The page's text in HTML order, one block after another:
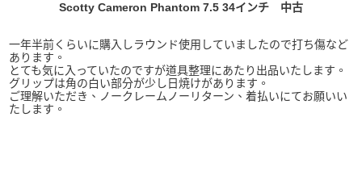
Scotty Cameron Phantom 7.5 34インチ 中古
一年半前くらいに購入しラウンド使用していましたので打ち傷など
あります。
とても気に入っていたのですが道具整理にあたり出品いたします。
グリップは角の白い部分が少し日焼けがあります。
ご理解いただき、ノークレームノーリターン、着払いにてお願いい
たします。